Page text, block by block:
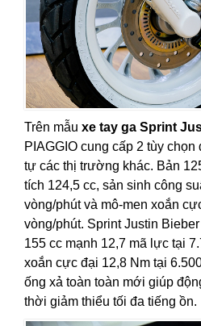
Trên mẫu xe tay ga Sprint
PIAGGIO cung cấp 2 tùy
tự các thị trường khác. Bản
tích 124,5 cc, sản sinh công
vòng/phút và mô-men xoắn
vòng/phút. Sprint Justin
155 cc mạnh 12,7 mã lực tại
xoắn cực đại 12,8 Nm tại
ống xả toàn toàn mới giúp
thời giảm thiểu tối đa tiếng ồn.